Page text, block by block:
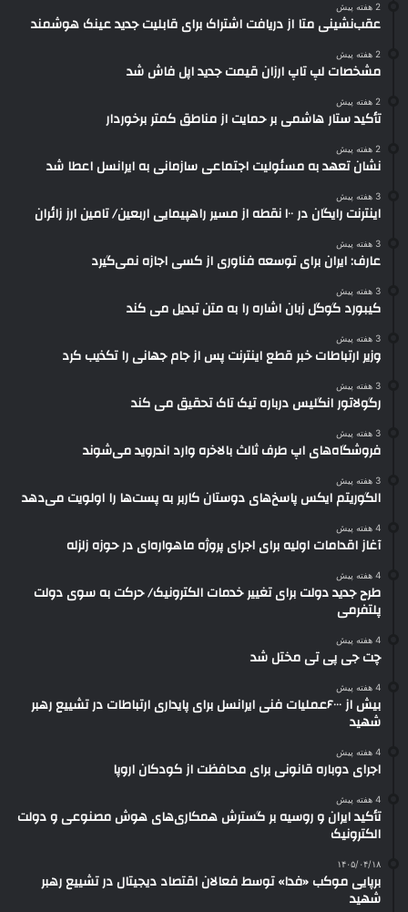
2 هفته پیش
عقب‌نشینی متا از دریافت اشتراک برای قابلیت جدید عینک هوشمند
2 هفته پیش
مشخصات لپ تاپ ارزان قیمت جدید اپل فاش شد
2 هفته پیش
تأکید ستار هاشمی بر حمایت از مناطق کمتر برخوردار
2 هفته پیش
نشان تعهد به مسئولیت اجتماعی سازمانی به ایرانسل اعطا شد
3 هفته پیش
اینترنت رایگان در ۱۰۰ نقطه از مسیر راهپیمایی اربعین/ تامین ارز زائران
3 هفته پیش
عارف: ایران برای توسعه فناوری از کسی اجازه نمی‌گیرد
3 هفته پیش
کیبورد گوگل زبان اشاره را به متن تبدیل می کند
3 هفته پیش
وزیر ارتباطات خبر قطع اینترنت پس از جام جهانی را تکذیب کرد
3 هفته پیش
رگولاتور انگلیس درباره تیک تاک تحقیق می کند
3 هفته پیش
فروشگاه‌های اپ طرف ثالث بالاخره وارد اندروید می‌شوند
3 هفته پیش
الگوریتم ایکس پاسخ‌های دوستان کاربر به پست‌ها را اولویت می‌دهد
4 هفته پیش
آغاز اقدامات اولیه برای اجرای پروژه ماهواره‌ای در حوزه زلزله
4 هفته پیش
طرح جدید دولت برای تغییر خدمات الکترونیک/ حرکت به سوی دولت
پلتفرمی
4 هفته پیش
چت جی پی تی مختل شد
4 هفته پیش
بیش از ۶۰۰۰عملیات فنی ایرانسل برای پایداری ارتباطات در تشییع رهبر
شهید
4 هفته پیش
اجرای دوباره قانونی برای محافظت از کودکان اروپا
4 هفته پیش
تأکید ایران و روسیه بر گسترش همکاری‌های هوش مصنوعی و دولت
الکترونیک
۱۴۰۵/۰۴/۱۸
برپایی موکب «فدا» توسط فعالان اقتصاد دیجیتال در تشییع رهبر
شهید